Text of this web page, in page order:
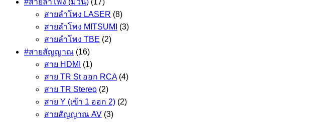
#สายลำโพง (ม้วน) (17)
สายลำโพง LASER (8)
สายลำโพง MITSUMI
(3)
สายลำโพง TBE (2)
#สายสัญญาณ (16)
สาย HDMI
(1)
สาย TR St ออก RCA (4)
สาย TR Stereo (2)
สาย Y (เข้า 1 ออก 2) (2)
สายสัญญาณ AV (3)